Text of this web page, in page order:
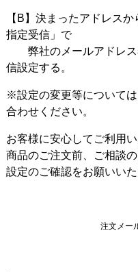
【B】決まったアドレス
指定受信」で
弊社のメールアドレス
信設定する。
※設定の変更等について
合わせください。
お客様に安心してご利用い
商品のご注文前、ご相談
設定のご確認をお願いいた
注文メー